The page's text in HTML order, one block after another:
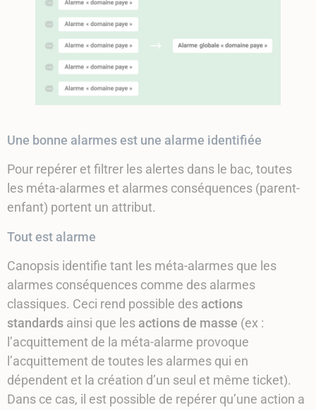
Une bonne alarmes est une alarme identifiée
Pour repérer et filtrer les alertes dans le bac, toutes
les méta-alarmes et alarmes conséquences (parent-
enfant) portent un attribut.
Tout est alarme
Canopsis identifie tant les méta-alarmes que les
alarmes conséquences comme des alarmes
classiques. Ceci rend possible des actions
standards ainsi que les actions de masse (ex :
l’acquittement de la méta-alarme provoque
l’acquittement de toutes les alarmes qui en
dépendent et la création d’un seul et même ticket).
Dans ce cas, il est possible de repérer qu’une action a